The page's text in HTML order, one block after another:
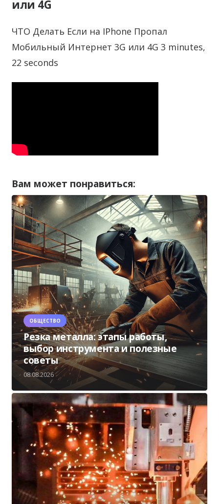
или 4G
ЧТО Делать Если на IPhone Пропал
Мобильный Интернет 3G или 4G 3 minutes,
22 seconds
Вам может понравиться:
ОБЩЕСТВО
Резка металла: этапы работы,
выбор инструмента и полезные
советы
08.08.2026